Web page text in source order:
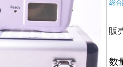
総
販
数